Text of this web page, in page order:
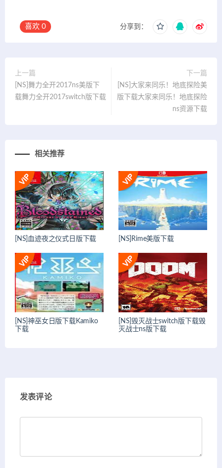
喜欢 0 分享到：
上一篇
[NS]舞力全开2017ns美版下
载舞力全开2017switch版下载
下一篇
[NS]大家来同乐！地底探险美
版下载大家来同乐！地底探险
ns资源下载
相关推荐
[NS]血迹夜之仪式日版下载 [NS]Rime美版下载
[NS]神巫女日版下载Kamiko
下载
[NS]毁灭战士switch版下载毁
灭战士ns版下载
发表评论